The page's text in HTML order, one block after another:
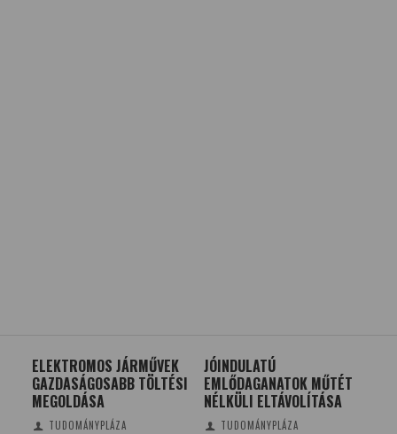
ELEKTROMOS JÁRMŰVEK
GAZDASÁGOSABB TÖLTÉSI
MEGOLDÁSA
TUDOMÁNYPLÁZA
JÓINDULATÚ
EMLŐDAGANATOK MŰTÉT
NÉLKÜLI ELTÁVOLÍTÁSA
TUDOMÁNYPLÁZA